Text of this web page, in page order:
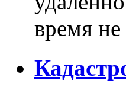
время